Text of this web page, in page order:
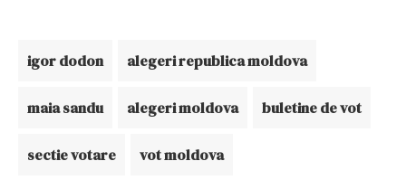
igor dodon alegeri republica moldova
maia sandu alegeri moldova buletine de vot
sectie votare vot moldova